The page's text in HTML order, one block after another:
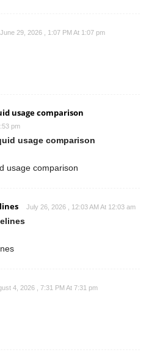
June 29, 2026 , 1:07 PM At 1:07 pm
usage comparison
pm
usage comparison
usage comparison
July 26, 2026 , 12:03 AM At 12:03 am
4, 2026 , 7:31 PM At 7:31 pm